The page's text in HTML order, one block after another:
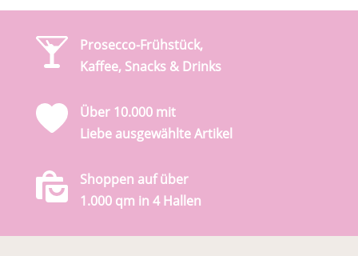
Prosecco-Frühstück,
Kaffee, Snacks & Drinks
Über 10.000 mit
Liebe ausgewählte Artikel
Shoppen auf über
1.000 qm in 4 Hallen